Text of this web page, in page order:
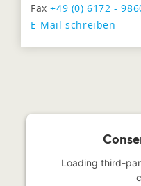
Fax+49 (0) 6172 -
E-Mail schreiben
Loading third-